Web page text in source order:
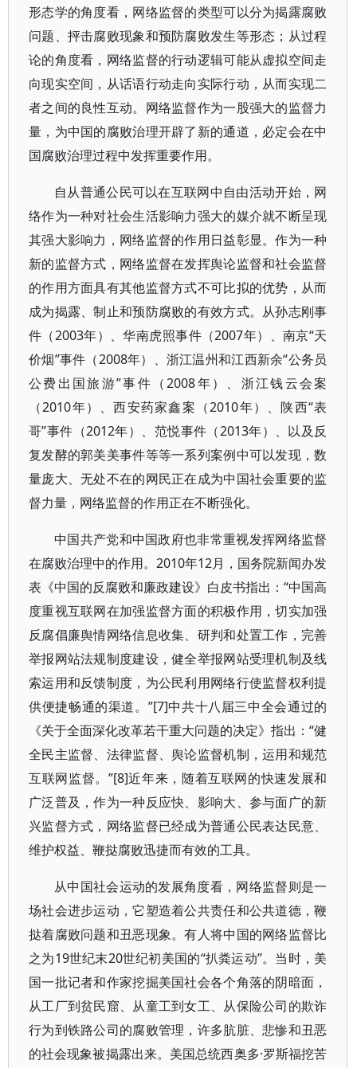
形态学的角度看，网络监督的类型可以分为揭露腐败
问题、抨击腐败现象和预防腐败发生等形态；从过程
论的角度看，网络监督的行动逻辑可能从虚拟空间走
向现实空间，从话语行动走向实际行动，从而实现二
者之间的良性互动。网络监督作为一股强大的监督力
量，为中国的腐败治理开辟了新的通道，必定会在中
国腐败治理过程中发挥重要作用。
自从普通公民可以在互联网中自由活动开始，网
络作为一种对社会生活影响力强大的媒介就不断呈现
其强大影响力，网络监督的作用日益彰显。作为一种
新的监督方式，网络监督在发挥舆论监督和社会监督
的作用方面具有其他监督方式不可比拟的优势，从而
成为揭露、制止和预防腐败的有效方式。从孙志刚事
件（2003年）、华南虎照事件（2007年）、南京“天
价烟”事件（2008年）、浙江温州和江西新余“公务员
公费出国旅游”事件（2008年）、浙江钱云会案
（2010年）、西安药家鑫案（2010年）、陕西“表
哥”事件（2012年）、范悦事件（2013年）、以及反
复发酵的郭美美事件等等一系列案例中可以发现，数
量庞大、无处不在的网民正在成为中国社会重要的监
督力量，网络监督的作用正在不断强化。
中国共产党和中国政府也非常重视发挥网络监督
在腐败治理中的作用。2010年12月，国务院新闻办发
表《中国的反腐败和廉政建设》白皮书指出：“中国高
度重视互联网在加强监督方面的积极作用，切实加强
反腐倡廉舆情网络信息收集、研判和处置工作，完善
举报网站法规制度建设，健全举报网站受理机制及线
索运用和反馈制度，为公民利用网络行使监督权利提
供便捷畅通的渠道。”[7]中共十八届三中全会通过的
《关于全面深化改革若干重大问题的决定》指出：“健
全民主监督、法律监督、舆论监督机制，运用和规范
互联网监督。”[8]近年来，随着互联网的快速发展和
广泛普及，作为一种反应快、影响大、参与面广的新
兴监督方式，网络监督已经成为普通公民表达民意、
维护权益、鞭挞腐败迅捷而有效的工具。
从中国社会运动的发展角度看，网络监督则是一
场社会进步运动，它塑造着公共责任和公共道德，鞭
挞着腐败问题和丑恶现象。有人将中国的网络监督比
之为19世纪末20世纪初美国的“扒粪运动”。当时，美
国一批记者和作家挖掘美国社会各个角落的阴暗面，
从工厂到贫民窟、从童工到女工、从保险公司的欺诈
行为到铁路公司的腐败管理，许多肮脏、悲惨和丑恶
的社会现象被揭露出来。美国总统西奥多·罗斯福挖苦